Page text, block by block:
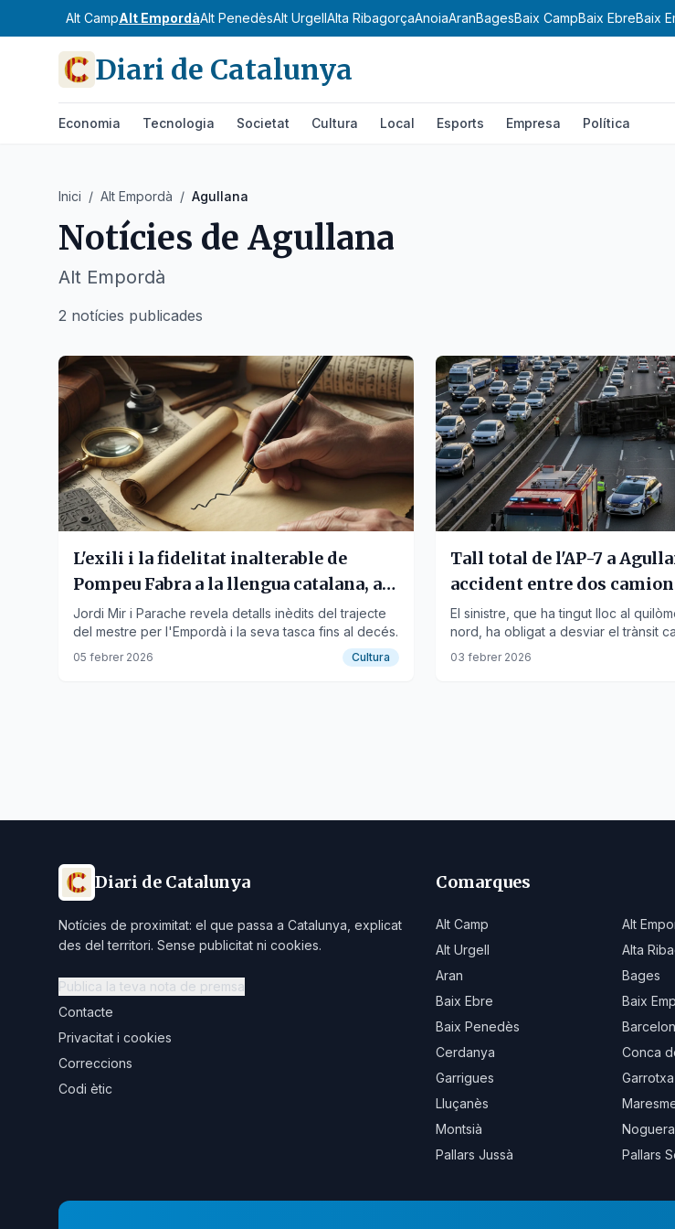
Alt CampAlt EmpordàAlt PenedèsAlt UrgellAlta RibagorçaAnoiaAranBagesBaix CampBaix EbreBaix
Diari de Catalunya
Economia Tecnologia Societat Cultura Local Esports Empresa Política
Inici / Alt Empordà / Agullana
Notícies de Agullana
Alt Empordà
2 notícies publicades
L'exili i la fidelitat inalterable de
Pompeu Fabra a la llengua catalana, a
debat
Jordi Mir i Parache revela detalls inèdits del trajecte
del mestre per l'Empordà i la seva tasca fins al decés.
05 febrer 2026 Cultura
Tall total de l'AP-7 a
accident entre dos
El sinistre, que ha tingut lloc al
nord, ha obligat a desviar el trànsit
03 febrer 2026
Diari de Catalunya
Notícies de proximitat: el que passa a Catalunya, explicat
des del territori. Sense publicitat ni cookies.
Publica la teva nota de premsa
Contacte
Privacitat i cookies
Correccions
Codi ètic
Comarques
Alt Camp Alt
Alt Urgell
Alta
Aran
Bages
Baix Ebre
Baix
Baix Penedès
Cerdanya
Conca
Garrigues
Garrotxa
Lluçanès
Montsià
Noguera
Pallars Jussà
Pallars